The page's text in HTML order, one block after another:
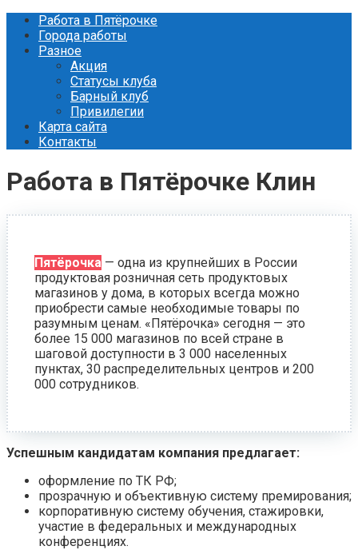
Перейти
контенту
Работа в Пятёрочке
Города работы
Разное
Акция
Статусы клуба
Барный клуб
Привилегии
Карта сайта
Контакты
Работа в Пятёрочке Клин
Пятёрочка — одна из крупнейших в России
продуктовая розничная сеть продуктовых
магазинов у дома, в которых всегда можно
приобрести самые необходимые товары по
разумным ценам. «Пятёрочка» сегодня — это
более 15 000 магазинов по всей стране в
шаговой доступности в 3 000 населенных
пунктах, 30 распределительных центров и 200
000 сотрудников.
Успешным кандидатам компания предлагает:
оформление по ТК РФ;
прозрачную и объективную систему премирования;
корпоративную систему обучения, стажировки,
участие в федеральных и международных
конференциях.